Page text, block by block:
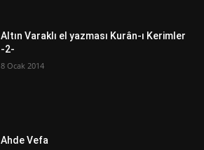
Altın Varaklı el yazması Kurân-ı Kerimler
-2-
8 Ocak 2014
Ahde Vefa